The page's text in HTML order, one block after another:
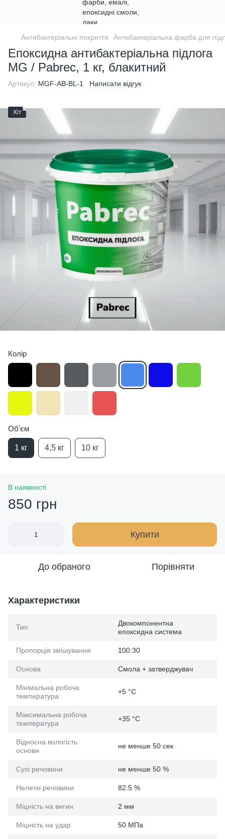
Антибактеріальні покриття Антибактеріальна фарба для
Епоксидна антибактеріальна підлога
MG / Pabrec, 1 кг, блакитний
Артикул: MGF-AB-BL-1 Написати відгук
Хіт
Колір
Об'єм
1 кг 4,5 кг 10 кг
В наявності
850 грн
Купити
До обраного Порівняти
Характеристики
Тип
Двокомпонентна
епоксидна система
Пропорція змішування 100:30
Основа Смола + затверджувач
Мінімальна робоча
температура
+5 °C
Максимальна робоча
температура
+35 °C
Відносна вологість
основи
не менше 50 сек
Сухі речовини не менше 50 %
Нелеткі речовини 82.5 %
Міцність на вигин 2 мм
Міцність на удар 50 МПа